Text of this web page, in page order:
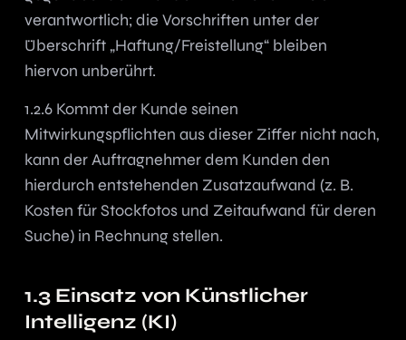
verantwortlich; die Vorschriften unter der
Überschrift „Haftung/Freistellung“ bleiben
hiervon unberührt.
1.2.6 Kommt der Kunde seinen
Mitwirkungspflichten aus dieser Ziffer nicht nach,
kann der Auftragnehmer dem Kunden den
hierdurch entstehenden Zusatzaufwand (z. B.
Kosten für Stockfotos und Zeitaufwand für deren
Suche) in Rechnung stellen.
1.3 Einsatz von Künstlicher
Intelligenz (KI)